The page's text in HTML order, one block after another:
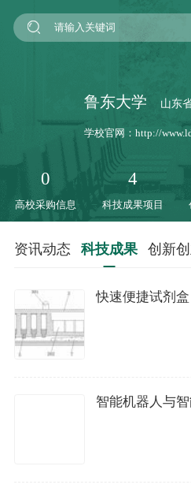
鲁东大学 山东
学校官网： http://
0
高校采购信息
4
科技成果项目
资讯动态 科技成果 创新
快速便捷试剂盒
智能机器人与